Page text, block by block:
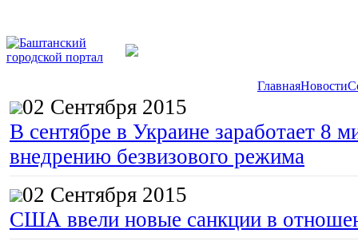
ГлавнаяНовости
02 Сентября 2015
В сентябре в Украине заработает 8
внедрению безвизового режима
02 Сентября 2015
США ввели новые санкции в